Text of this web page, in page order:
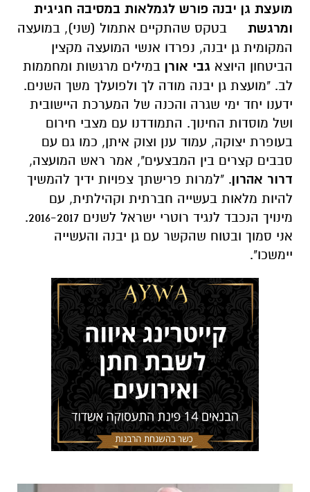
מועצת גן יבנה פורש לגמלאות במסיבה חגיגית
ומרגשת
בטקס שהתקיים אתמול (שני), במועצה
המקומית גן יבנה, נפרדו אנשי המועצה מקצין
הביטחון היוצא גבי אורן במילים מרגשות ומחממות
לב. "מועצת גן יבנה מודה לך ולפועלך משך השנים.
ידענו יחד ימי שגרה והכנה של המערכת היישובית
ושל מוסדות החינוך. התמודדנו עם מצבי חירום
בעופרת יצוקה, עמוד ענן וצוק איתן, כמו גם עם
סבבים קצרים בין המבצעים", אמר ראש המועצה,
דרור אהרון. "למרות פרישתך צפויות ידיך להמשיך
להיות מלאות בעשייה חברתית וקהילתית, עם
מינויך הנכבד לנגיד רוטרי ישראל לשנים 2016-2017.
אני סמוך ובטוח שהקשר עם גן יבנה והעשייה
יימשכו".